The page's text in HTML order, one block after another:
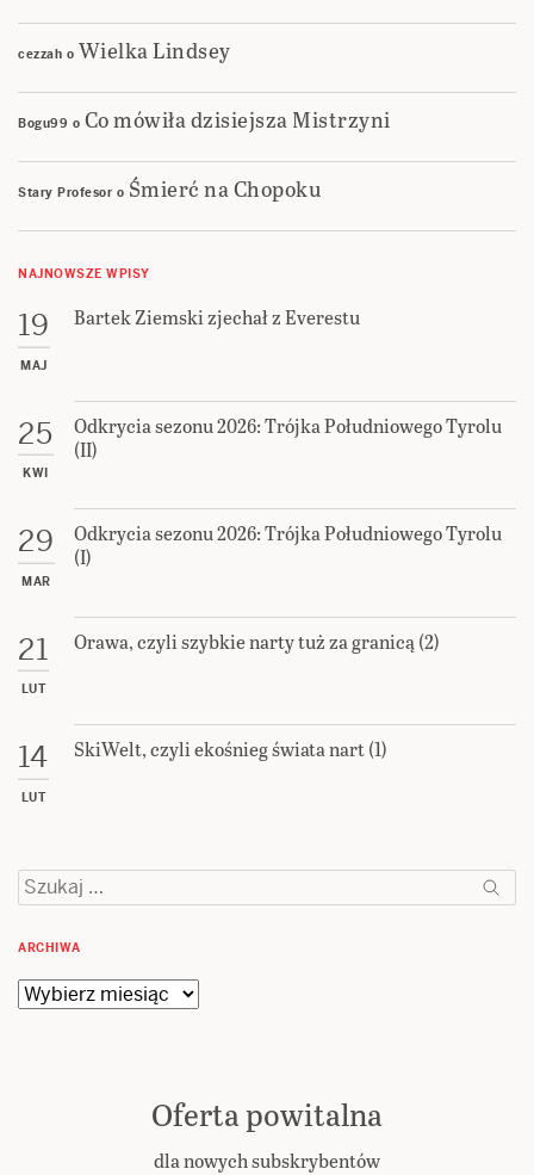
cezzah o Wielka Lindsey
Bogu99 o Co mówiła dzisiejsza Mistrzyni
Stary Profesor o Śmierć na Chopoku
NAJNOWSZE WPISY
19
MAJ
Bartek Ziemski zjechał z Everestu
25
KWI
Odkrycia sezonu 2026: Trójka Południowego Tyrolu
(II)
29
MAR
Odkrycia sezonu 2026: Trójka Południowego Tyrolu
(I)
21
LUT
Orawa, czyli szybkie narty tuż za granicą (2)
14
LUT
SkiWelt, czyli ekośnieg świata nart (1)
Szukaj:
ARCHIWA
Archiwa
Oferta powitalna
dla nowych subskrybentów